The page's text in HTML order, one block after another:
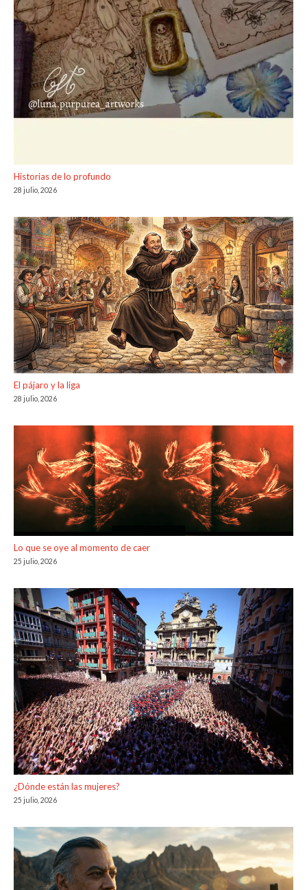
Historias de lo profundo
28 julio, 2026
El pájaro y la liga
28 julio, 2026
Lo que se oye al momento de caer
25 julio, 2026
¿Dónde están las mujeres?
25 julio, 2026